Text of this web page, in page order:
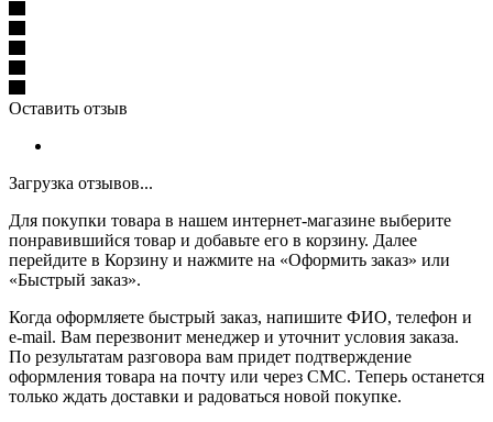
Оставить отзыв
Загрузка отзывов...
Для покупки товара в нашем интернет-магазине выберите
понравившийся товар и добавьте его в корзину. Далее
перейдите в Корзину и нажмите на «Оформить заказ» или
«Быстрый заказ».
Когда оформляете быстрый заказ, напишите ФИО, телефон и
e-mail. Вам перезвонит менеджер и уточнит условия заказа.
По результатам разговора вам придет подтверждение
оформления товара на почту или через СМС. Теперь останется
только ждать доставки и радоваться новой покупке.